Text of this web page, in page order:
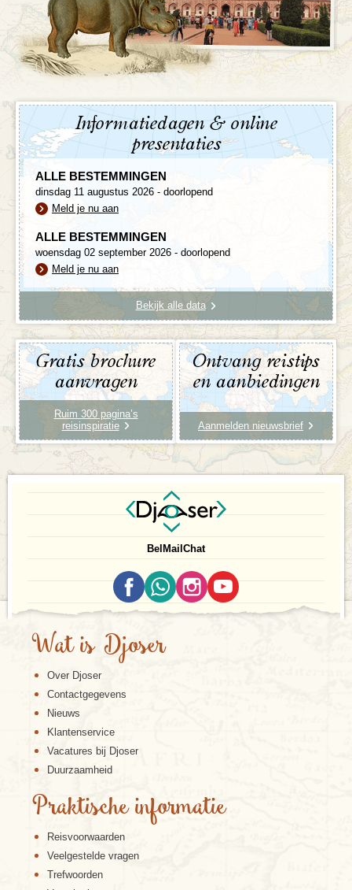
Informatiedagen & online
presentaties
ALLE BESTEMMINGEN
dinsdag 11 augustus 2026 - doorlopend
Meld je nu aan
ALLE BESTEMMINGEN
woensdag 02 september 2026 - doorlopend
Meld je nu aan
Bekijk alle data
Gratis brochure
aanvragen
Ruim 300 pagina’s
reisinspiratie
Ontvang reistips
en aanbiedingen
Aanmelden nieuwsbrief
Bel Mail Chat
Wat is Djoser
Over Djoser
Contactgegevens
Nieuws
Klantenservice
Vacatures bij Djoser
Duurzaamheid
Praktische informatie
Reisvoorwaarden
Veelgestelde vragen
Trefwoorden